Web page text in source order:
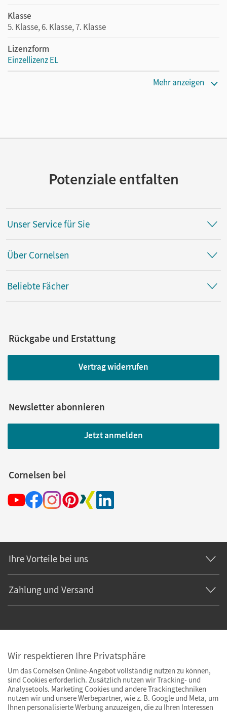
Klasse
5. Klasse, 6. Klasse, 7. Klasse
Lizenzform
Einzellizenz EL
Mehr anzeigen
Potenziale entfalten
Unser Service für Sie
Über Cornelsen
Beliebte Fächer
Rückgabe und Erstattung
Vertrag widerrufen
Newsletter abonnieren
Jetzt anmelden
Cornelsen bei
Ihre Vorteile bei uns
Zahlung und Versand
Wir respektieren Ihre Privatsphäre
Um das Cornelsen Online-Angebot vollständig nutzen zu können,
sind Cookies erforderlich. Zusätzlich nutzen wir Tracking- und
Analysetools. Marketing Cookies und andere Trackingtechniken
nutzen wir und unsere Werbepartner, wie z. B. Google und Meta, um
Ihnen personalisierte Werbung anzuzeigen, die zu Ihren Interessen